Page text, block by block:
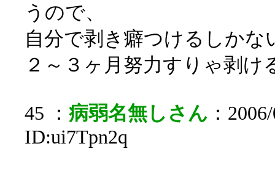
うので、
自分で剥き癖つけるしかな
２～３ヶ月努力すりゃ剥け
45 ： 病弱名無しさん ：
ID:ui7Tpn2q